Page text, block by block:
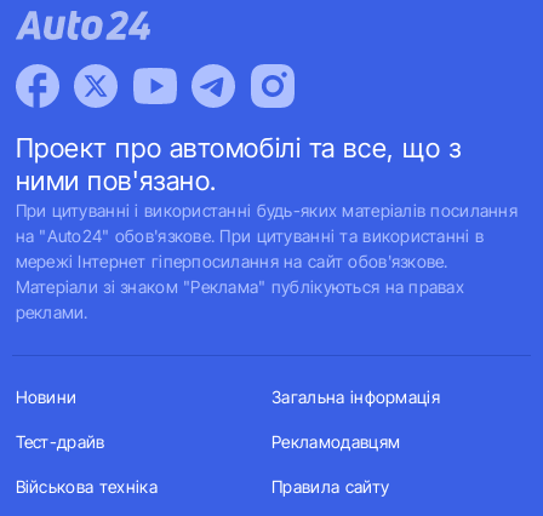
Проект про автомобілі та все, що з
ними пов'язано.
При цитуванні і використанні будь-яких матеріалів посилання
на "Auto24" обов'язкове. При цитуванні та використанні в
мережі Інтернет гіперпосилання на сайт обов'язкове.
Матеріали зі знаком "Реклама" публікуються на правах
реклами.
Новини
Тест-драйв
Військова техніка
Загальна інформація
Рекламодавцям
Правила сайту